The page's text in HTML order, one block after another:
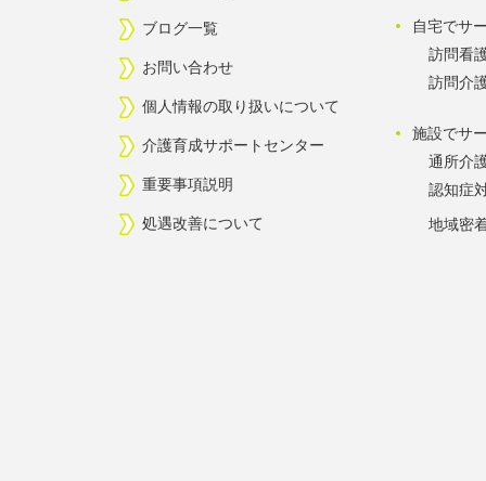
ブログ一覧
お問い合わせ
個人情報の取り扱いについて
介護育成サポートセンター
重要事項説明
処遇改善について
自宅でサ
訪問看
訪問介
施設でサ
通所介
認知症
地域密